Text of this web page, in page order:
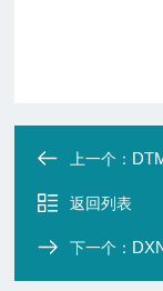
上一个：
返回列表
下一个：